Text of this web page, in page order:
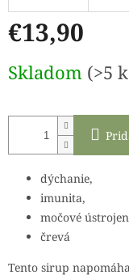
€13,90
cena:
Skladom (>5
dýchanie,
imunita,
močové
črevá
Tento sirup